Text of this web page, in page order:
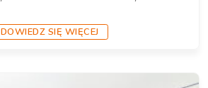
DOWIEDZ SIĘ WIĘCEJ